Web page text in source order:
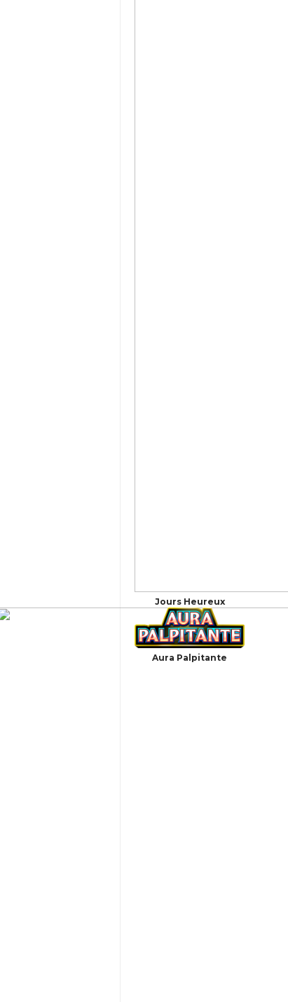
Jours Heureux
Aura Palpitante